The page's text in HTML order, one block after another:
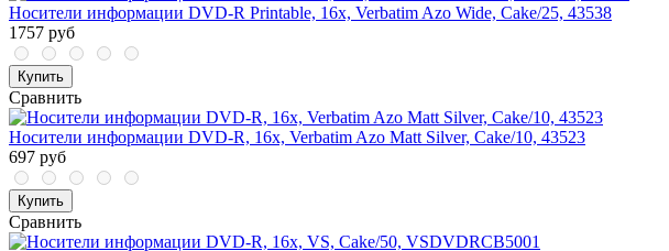
Носители информации DVD-R Printable, 16x, Verbatim Azo Wide, Cake/25, 43538
1757 руб
Купить
Сравнить
Носители информации DVD-R, 16x, Verbatim Azo Matt Silver, Cake/10, 43523
697 руб
Купить
Сравнить